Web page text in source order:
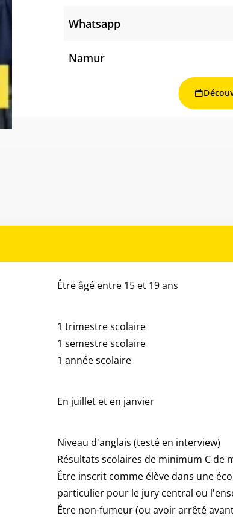
Whatsapp
Namur
Être âgé entre 15 et 19 ans
1 trimestre scolaire
1 semestre scolaire
1 année scolaire
En juillet et en janvier
Niveau d'anglais (testé en interview)
Résultats scolaires de minimum C de
Être inscrit comme élève dans une
particulier pour le jury central ou
Être non-fumeur (ou avoir arrêté